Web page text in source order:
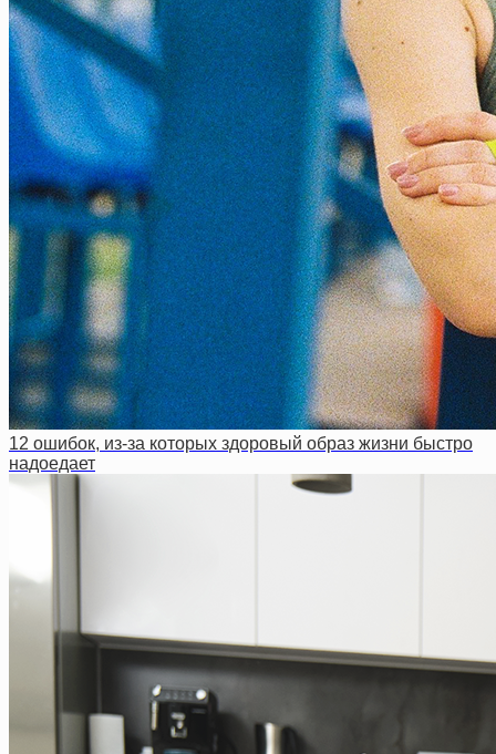
12 ошибок, из-за которых здоровый образ жизни быстро
надоедает